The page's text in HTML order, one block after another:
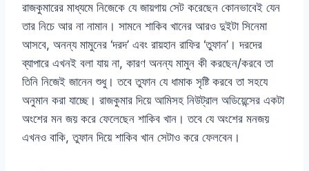
রাজকুমারের মাধ্যমে নিজেকে যে জায়গায় সেট করেছেন কোনভাবেই যেন
তার নিচে আর না নামান। সামনে শাকিব খানের আরও দুইটা সিনেমা
আসবে, অনন্য মামুনের ‘দরদ’ এবং রায়হান রাফির ‘তুফান’। দরদের
ব্যাপারে এখনই বলা যায় না, কারণ অনন্য মামুন কী করছেন/করবে তা
তিনি নিজেই জানেন শুধু। তবে তুফান যে ধামাক সৃষ্টি করবে তা সহযে
অনুমান করা যাচ্ছে। রাজকুমার দিয়ে আমিসহ নিউট্রাল অডিয়েন্সের একটা
অংশের মন জয় করে ফেলেছেন শাকিব খান। তবে যে অংশের মনজয়
এখনও বাকি, তুফান দিয়ে শাকিব খান সেটাও করে ফেলবেন।